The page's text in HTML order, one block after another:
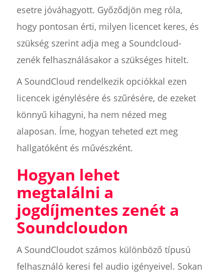
esetre jóváhagyott. Győződjön meg róla,
hogy pontosan érti, milyen licencet keres, és
szükség szerint adja meg a Soundcloud-
zenék felhasználásakor a szükséges hitelt.
A SoundCloud rendelkezik opciókkal ezen
licencek igénylésére és szűrésére, de ezeket
könnyű kihagyni, ha nem nézed meg
alaposan. Íme, hogyan teheted ezt meg
hallgatóként és művészként.
Hogyan lehet
megtalálni a
jogdíjmentes zenét a
Soundcloudon
A SoundCloudot számos különböző típusú
felhasználó keresi fel audio igényeivel. Sokan